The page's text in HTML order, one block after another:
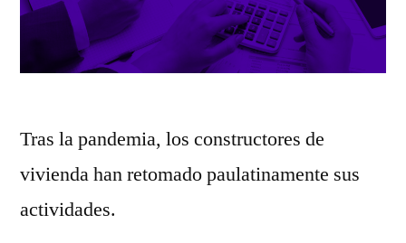
Tras la pandemia, los constructores de
vivienda han retomado paulatinamente sus
actividades.